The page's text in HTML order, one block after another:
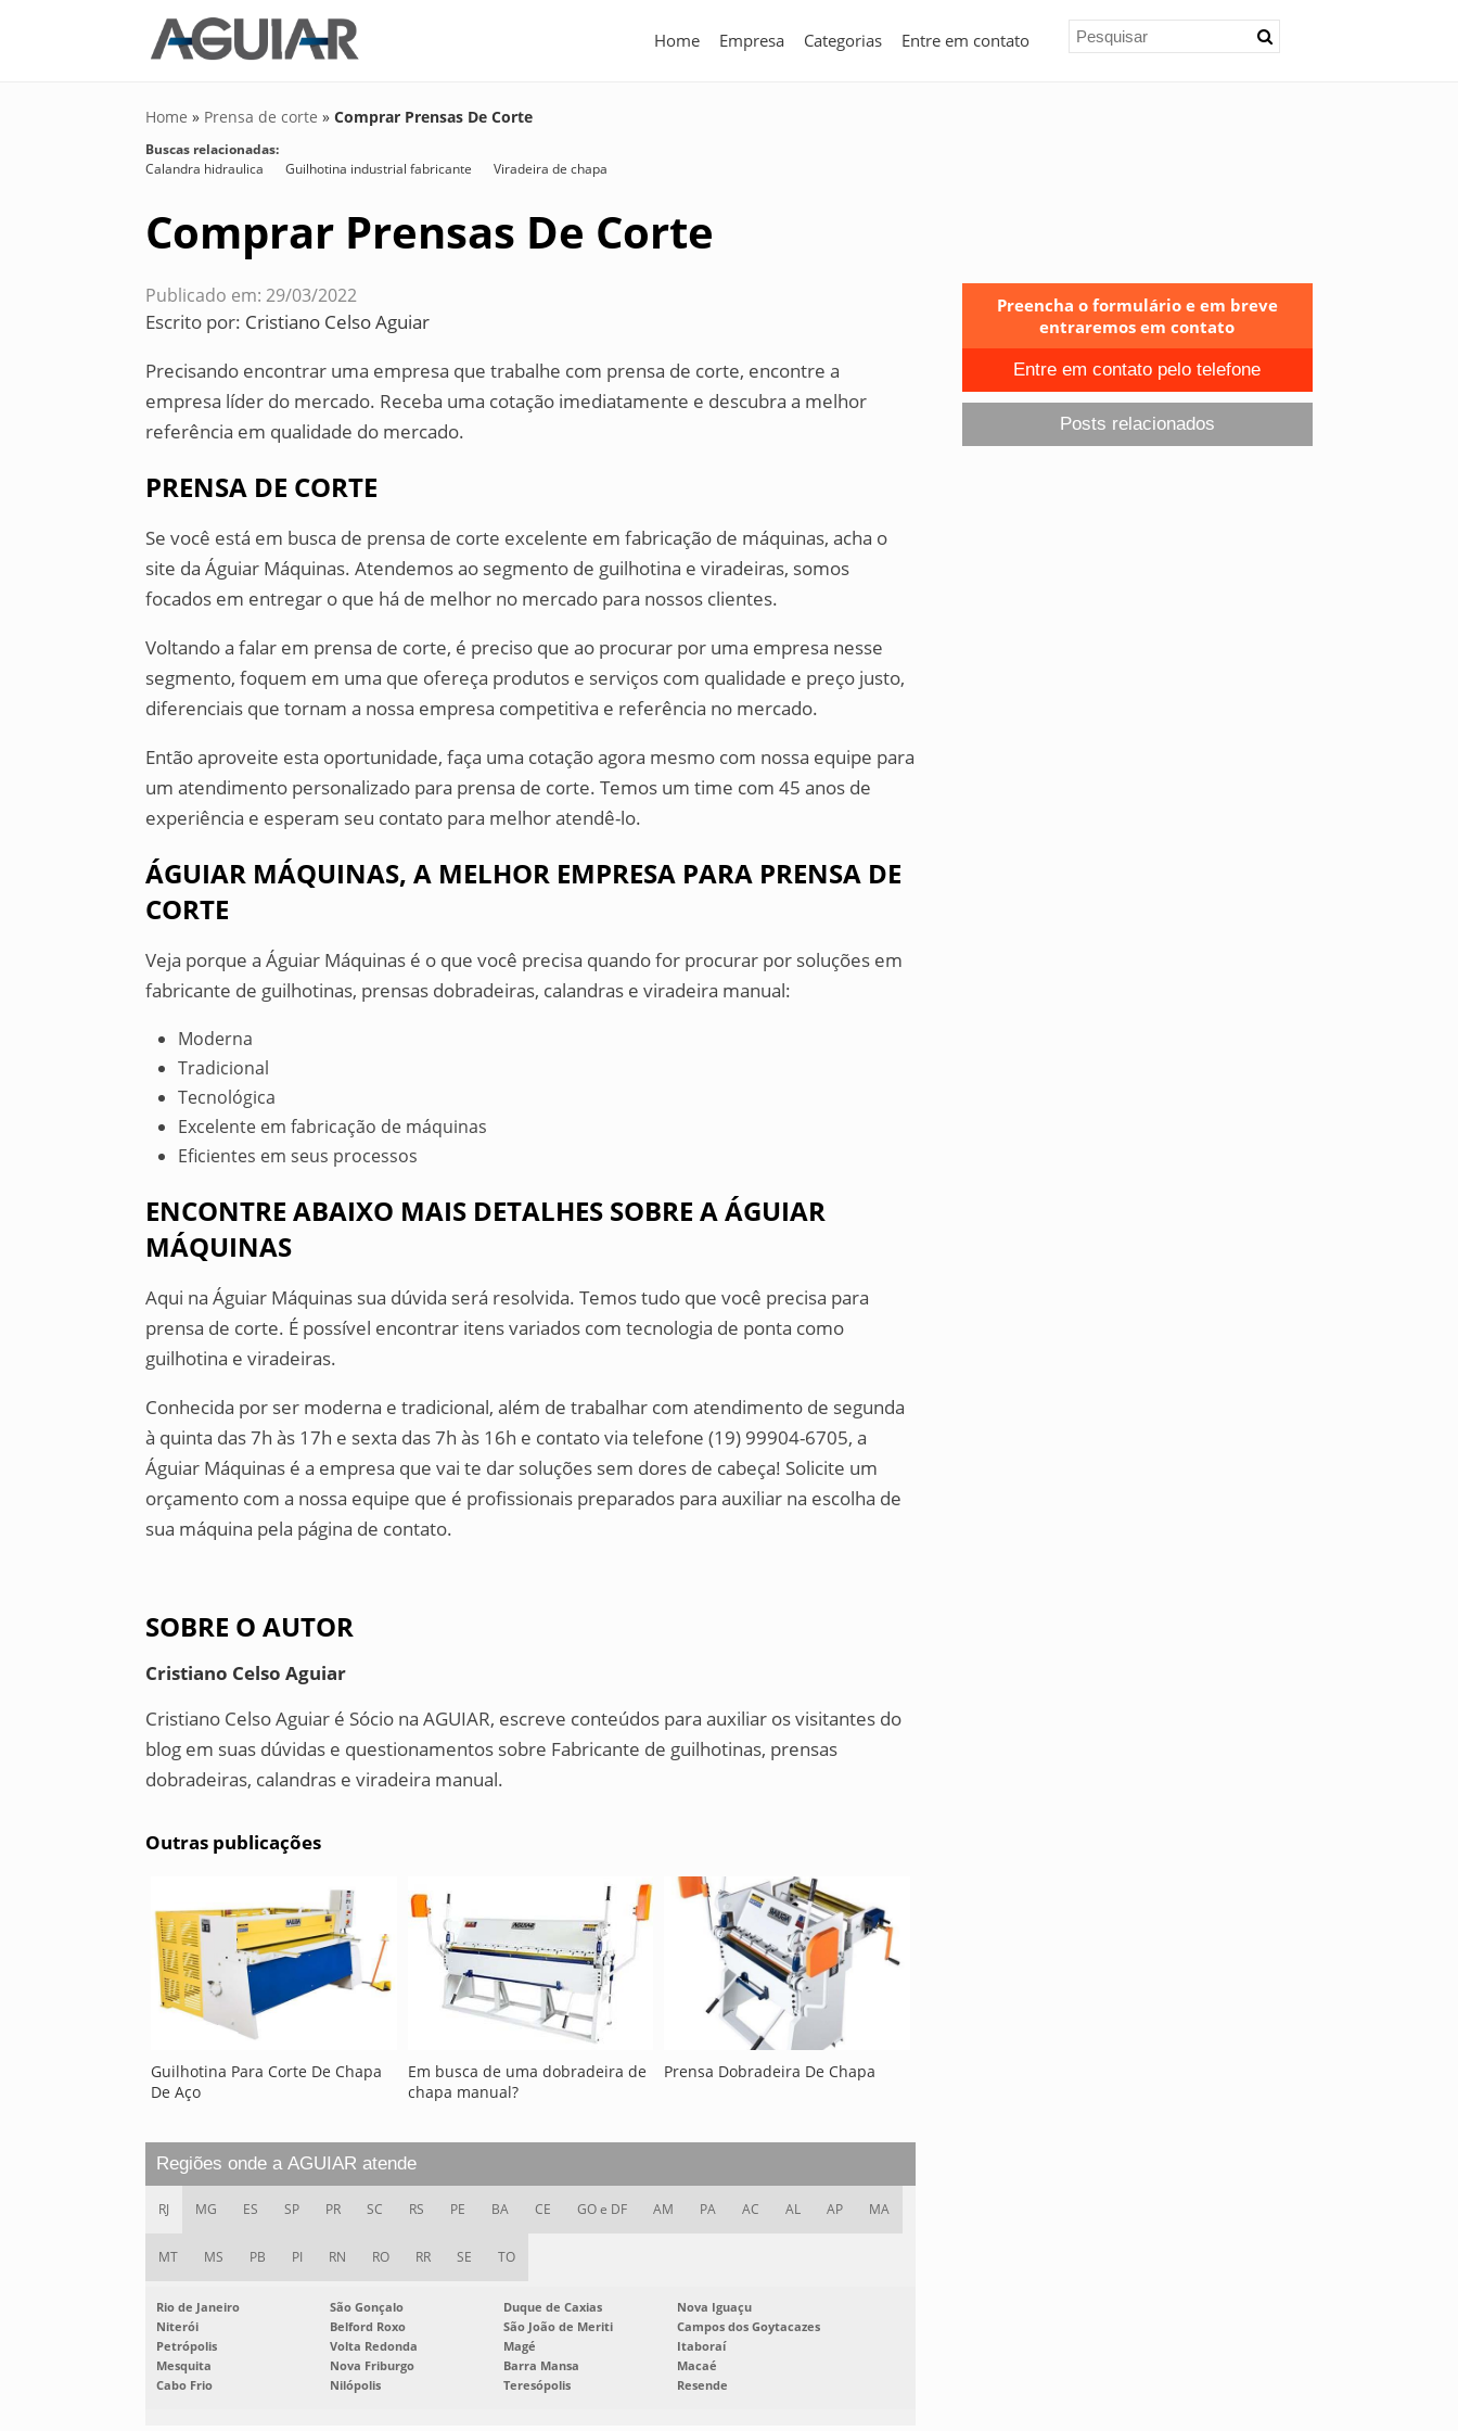
Home Empresa Categorias Entre em contato
Home » Prensa de corte »Comprar Prensas De Corte
Buscas relacionadas:
Calandra hidraulica
Guilhotina industrial fabricante Viradeira de chapa
Comprar Prensas De Corte
Publicado em: 29/03/2022
Escrito por: Cristiano Celso Aguiar
Precisando encontrar uma empresa que trabalhe com prensa de corte, encontre a
empresa líder do mercado. Receba uma cotação imediatamente e descubra a melhor
referência em qualidade do mercado.
PRENSA DE CORTE
Se você está em busca de prensa de corte excelente em fabricação de máquinas, acha o
site da Águiar Máquinas. Atendemos ao segmento de guilhotina e viradeiras, somos
focados em entregar o que há de melhor no mercado para nossos clientes.
Voltando a falar em prensa de corte, é preciso que ao procurar por uma empresa nesse
segmento, foquem em uma que ofereça produtos e serviços com qualidade e preço justo,
diferenciais que tornam a nossa empresa competitiva e referência no mercado.
Então aproveite esta oportunidade, faça uma cotação agora mesmo com nossa equipe para
um atendimento personalizado para prensa de corte. Temos um time com 45 anos de
experiência e esperam seu contato para melhor atendê-lo.
ÁGUIAR MÁQUINAS, A MELHOR EMPRESA PARA PRENSA DE
CORTE
Veja porque a Águiar Máquinas é o que você precisa quando for procurar por soluções em
fabricante de guilhotinas, prensas dobradeiras, calandras e viradeira manual:
Moderna
Tradicional
Tecnológica
Excelente em fabricação de máquinas
Eficientes em seus processos
ENCONTRE ABAIXO MAIS DETALHES SOBRE A ÁGUIAR
MÁQUINAS
Aqui na Águiar Máquinas sua dúvida será resolvida. Temos tudo que você precisa para
prensa de corte. É possível encontrar itens variados com tecnologia de ponta como
guilhotina e viradeiras.
Conhecida por ser moderna e tradicional, além de trabalhar com atendimento de segunda
à quinta das 7h às 17h e sexta das 7h às 16h e contato via telefone (19) 99904-6705, a
Águiar Máquinas é a empresa que vai te dar soluções sem dores de cabeça! Solicite um
orçamento com a nossa equipe que é profissionais preparados para auxiliar na escolha de
sua máquina pela página de contato.
SOBRE O AUTOR
Cristiano Celso Aguiar
Cristiano Celso Aguiar é Sócio na AGUIAR, escreve conteúdos para auxiliar os visitantes do
blog em suas dúvidas e questionamentos sobre Fabricante de guilhotinas, prensas
dobradeiras, calandras e viradeira manual.
Outras publicações
Guilhotina Para Corte De Chapa
De Aço
Em busca de uma dobradeira de
chapa manual?
Prensa Dobradeira De Chapa
Regiões onde a AGUIAR atende
RJ MG ES SP PR SC RS PE BA CE GO e DF AM PA AC AL AP MA
MT MS PB PI RN RO RR SE TO
Rio de Janeiro São Gonçalo Duque de Caxias
Nova Iguaçu
Niterói
Belford Roxo São João de Meriti
Campos dos Goytacazes
Petrópolis
Volta Redonda Magé
Itaboraí
Mesquita
Nova Friburgo Barra Mansa
Macaé
Cabo Frio
Nilópolis Teresópolis Resende
Preencha o formulário e em breve
entraremos em contato
Entre em contato pelo telefone
Posts relacionados